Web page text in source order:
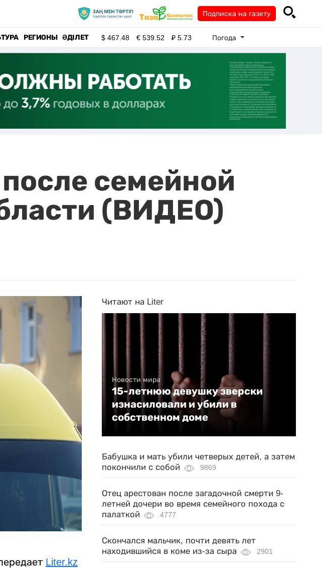
Подписка на газету
РЕГИОНЫ ӘДІЛЕТ $467.48 €539.52 ₽5.73 Погода
семейной
(ВИДЕО)
Liter.kz
Читают на Liter
Новости мира
15-летнюю девушку зверски
изнасиловали и убили в
собственном доме
Бабушка и мать убили четверых детей, а затем
покончили с собой
9869
Отец арестован после загадочной смерти 9-
летней дочери во время семейного похода с
палаткой
4777
Скончался мальчик, почти девять лет
находившийся в коме из-за сыра
2901